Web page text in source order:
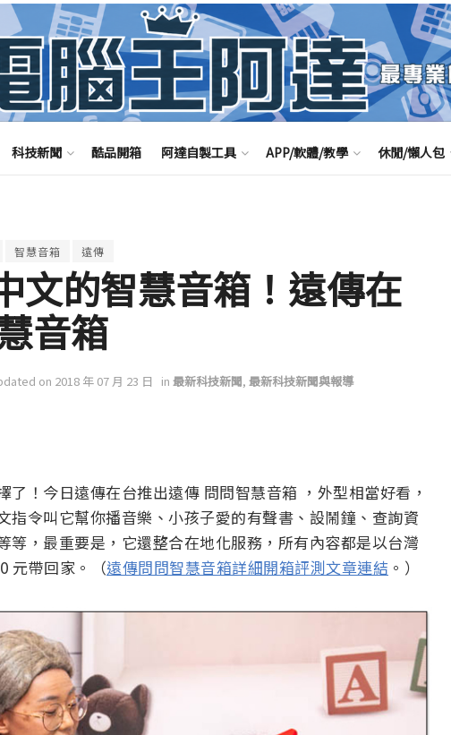
科技新聞 酷品開箱 阿達自製工具 APP/軟體/教學 休閒/懶人包
智慧音箱 遠傳
文的智慧音箱！遠傳在
音箱
on 2018 年 07 月 23 日 in 最新科技新聞, 最新科技新聞與報導
了！今日遠傳在台推出遠傳 問問智慧音箱 ，外型相當好看，
指令叫它幫你播音樂、小孩子愛的有聲書、設鬧鐘、查詢資
等，最重要是，它還整合在地化服務，所有內容都是以台灣
元帶回家。（遠傳問問智慧音箱詳細開箱評測文章連結 。）